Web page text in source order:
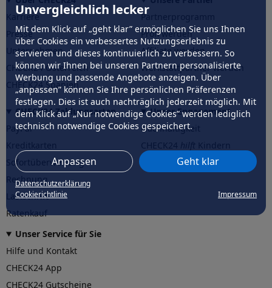
Unvergleichlich lecker
Mit dem Klick auf „geht klar” ermöglichen Sie uns Ihnen
über Cookies ein verbessertes Nutzungserlebnis zu
servieren und dieses kontinuierlich zu verbessern. So
können wir Ihnen bei unseren Partnern personalisierte
Werbung und passende Angebote anzeigen. Über
„anpassen” können Sie Ihre persönlichen Präferenzen
festlegen. Dies ist auch nachträglich jederzeit möglich. Mit
dem Klick auf „Nur notwendige Cookies” werden lediglich
technisch notwendige Cookies gespeichert.
Anpassen Geht klar
Datenschutzerklärung
Cookierichtlinie
Impressum
Karriere
Presse
Unternehmen
CHECK24 Österreich
CHECK24 Spanien
Partnerprogramm
Profi werden
Affiliate werden
Werkstattpartner werden
CHECK24 Zahlungsarten
PayPal
Sofortüberweisung
Rechnung
Lastschrift
Ratenkauf
Unser Engagement
Nachhaltigkeit
CHECK24hilftder Natur
Unser Service für Sie
Hilfe und Kontakt
CHECK24 App
CHECK24 Gutscheine